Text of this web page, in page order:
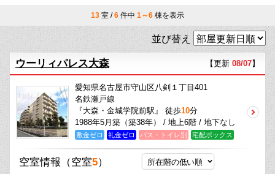
13 室 /6 件中 1～6 棟を表示
並び替え
ウーリィパレス大森 【更新 08/07】
愛知県名古屋市守山区八剣１丁目401
名鉄瀬戸線
『大森・金城学院前駅』 徒歩10分
1988年5月築（築38年） / 地上6階 / 地下なし
敷金ゼロ 礼金ゼロ バス・トイレ別 宅配ボックス
空室情報 （空室5）